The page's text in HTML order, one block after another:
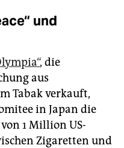
und
, die
aus
Tabak verkauft,
in Japan die
1 Million US-
Zigaretten und